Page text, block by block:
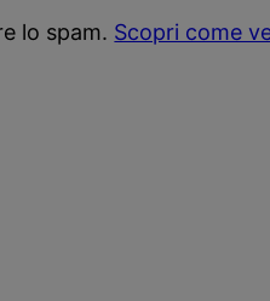
lo spam. Scopri come